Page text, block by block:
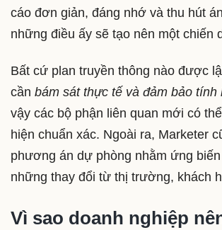
cáo đơn giản, đáng nhớ và thu hút
những điều ấy sẽ tạo nên một chiến
Bất cứ plan truyền thông nào được
cần bám sát thực tế và đảm bảo tính
vậy các bộ phận liên quan mới có
hiện chuẩn xác. Ngoài ra, Marketer
phương án dự phòng nhằm ứng
những thay đổi từ thị trường, khách
Vì sao doanh nghiệp